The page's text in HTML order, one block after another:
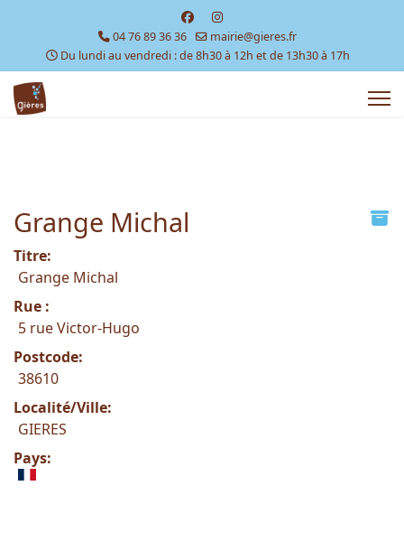
04 76 89 36 36
mairie@gieres.fr
Du lundi au vendredi : de 8h30 à 12h et de 13h30 à 17h
Grange Michal
Titre:
Grange Michal
Rue :
5 rue Victor-Hugo
Postcode:
38610
Localité/Ville:
GIERES
Pays: